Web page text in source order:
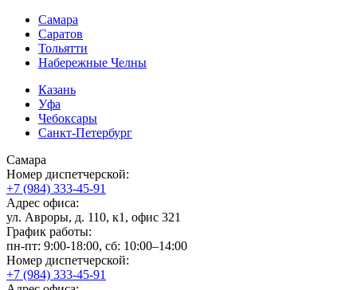
Самара
Саратов
Тольятти
Набережные Челны
Казань
Уфа
Чебоксары
Санкт-Петербург
Самара
Номер диспетчерской:
+7 (984) 333-45-91
Адрес офиса:
ул. Авроры, д. 110, к1, офис 321
График работы:
пн-пт: 9:00-18:00, сб: 10:00–14:00
Номер диспетчерской:
+7 (984) 333-45-91